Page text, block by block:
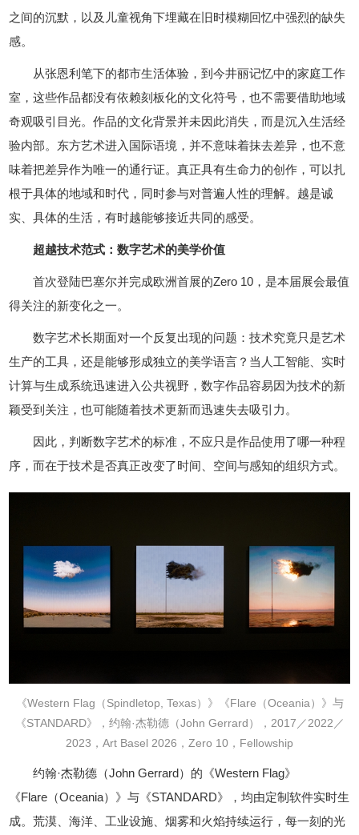
之间的沉默，以及儿童视角下埋藏在旧时模糊回忆中强烈的缺失
感。
从张恩利笔下的都市生活体验，到今井丽记忆中的家庭工作
室，这些作品都没有依赖刻板化的文化符号，也不需要借助地域
奇观吸引目光。作品的文化背景并未因此消失，而是沉入生活经
验内部。东方艺术进入国际语境，并不意味着抹去差异，也不意
味着把差异作为唯一的通行证。真正具有生命力的创作，可以扎
根于具体的地域和时代，同时参与对普遍人性的理解。越是诚
实、具体的生活，有时越能够接近共同的感受。
超越技术范式：数字艺术的美学价值
首次登陆巴塞尔并完成欧洲首展的Zero 10，是本届展会最值
得关注的新变化之一。
数字艺术长期面对一个反复出现的问题：技术究竟只是艺术
生产的工具，还是能够形成独立的美学语言？当人工智能、实时
计算与生成系统迅速进入公共视野，数字作品容易因为技术的新
颖受到关注，也可能随着技术更新而迅速失去吸引力。
因此，判断数字艺术的标准，不应只是作品使用了哪一种程
序，而在于技术是否真正改变了时间、空间与感知的组织方式。
《Western Flag（Spindletop, Texas）》《Flare（Oceania）》与
《STANDARD》，约翰·杰勒德（John Gerrard），2017／2022／
2023，Art Basel 2026，Zero 10，Fellowship
约翰·杰勒德（John Gerrard）的《Western Flag》
《Flare（Oceania）》与《STANDARD》，均由定制软件实时生
成。荒漠、海洋、工业设施、烟雾和火焰持续运行，每一刻的光